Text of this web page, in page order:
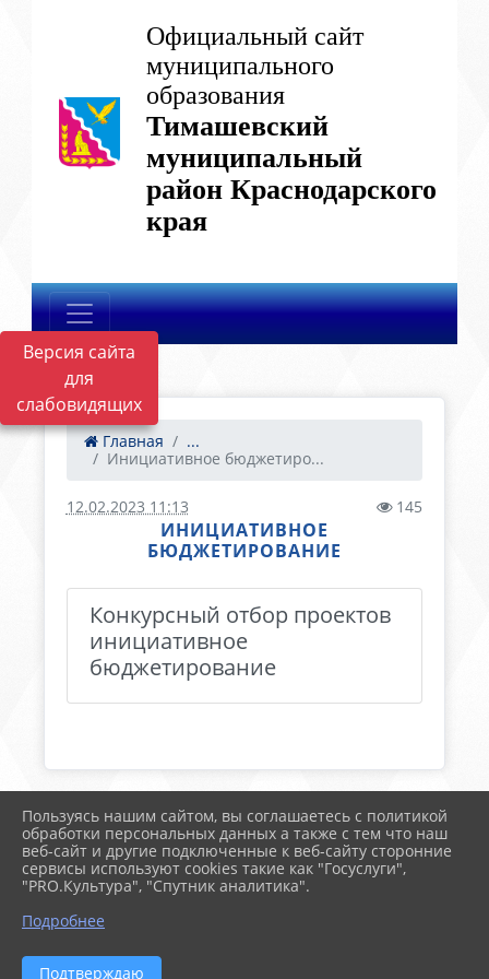
Версия сайта
для
слабовидящих
Официальный сайт
муниципального
образования
Тимашевский
муниципальный
район Краснодарского
края
Главная
...
Инициативное бюджетиро...
12.02.2023 11:13 145
ИНИЦИАТИВНОЕ
БЮДЖЕТИРОВАНИЕ
Конкурсный отбор проектов
инициативное
бюджетирование
2026 г. тимрегион.рф
Вход
Карта сайта
Политика обработки персональных данных
Сделано на KubCMS
Пользуясь нашим сайтом, вы соглашаетесь с политикой
обработки персональных данных а также с тем что наш
веб-сайт и другие подключенные к веб-сайту сторонние
сервисы используют cookies такие как "Госуслуги",
"PRO.Культура", "Спутник аналитика".
Подробнее
Подтверждаю